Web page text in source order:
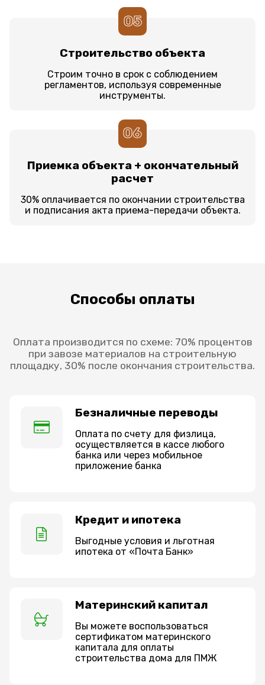
05
Строительство объекта
Строим точно в срок с соблюдением
регламентов, используя современные
инструменты.
06
Приемка объекта + окончательный
расчет
30% оплачивается по окончании строительства
и подписания акта приема-передачи объекта.
Способы оплаты
Оплата производится по схеме: 70% процентов
при завозе материалов на строительную
площадку, 30% после окончания строительства.
Безналичные переводы
Оплата по счету для физлица,
осуществляется в кассе любого
банка или через мобильное
приложение банка
Кредит и ипотека
Выгодные условия и льготная
ипотека от «Почта Банк»
Материнский капитал
Вы можете воспользоваться
сертификатом материнского
капитала для оплаты
строительства дома для ПМЖ